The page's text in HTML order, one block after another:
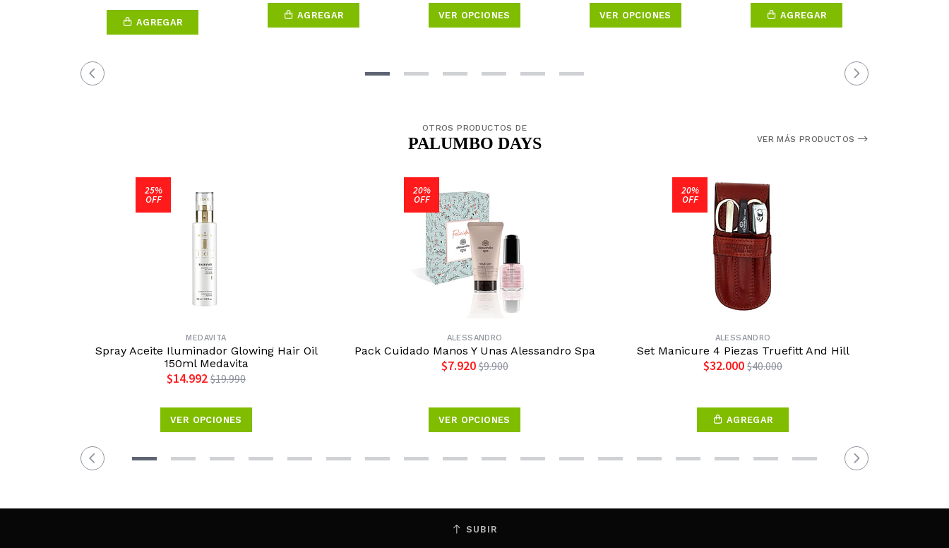
AGREGAR
AGREGAR VER OPCIONES VER OPCIONES AGREGAR
OTROS PRODUCTOS DE
PALUMBO DAYS VER MÁS PRODUCTOS
25%
OFF
MEDAVITA
Spray Aceite Iluminador Glowing Hair Oil
150ml Medavita
$14.992 $19.990
VER OPCIONES
20%
OFF
ALESSANDRO
Pack Cuidado Manos Y Unas Alessandro Spa
$7.920 $9.900
VER OPCIONES
20%
OFF
ALESSANDRO
Set Manicure 4 Piezas Truefitt And Hill
$32.000 $40.000
AGREGAR
SUBIR